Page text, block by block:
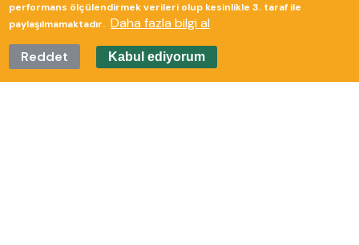
performans ölçülendirmek verileri olup kesinlikle 3. taraf ile
paylaşılmamaktadır. Daha fazla bilgi al
Reddet
Kabul ediyorum